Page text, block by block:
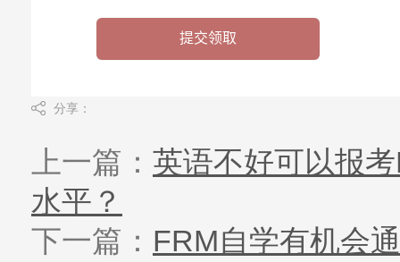
分享：
上一篇： 英语不好可以报
水平？
下一篇： FRM自学有机会